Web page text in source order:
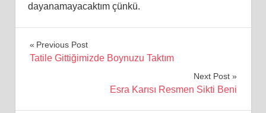
dayanamayacaktım çünkü.
Yazı
Previous Post
Tatile Gittiğimizde Boynuzu Taktım
Next Post
Esra Karısı Resmen Sikti Beni